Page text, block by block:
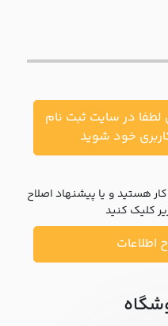
لطفا در سایت ثبت نام
خود شوید
هستید و یا پیشنهاد اصلاح
کلیک کنید
اطلاعات